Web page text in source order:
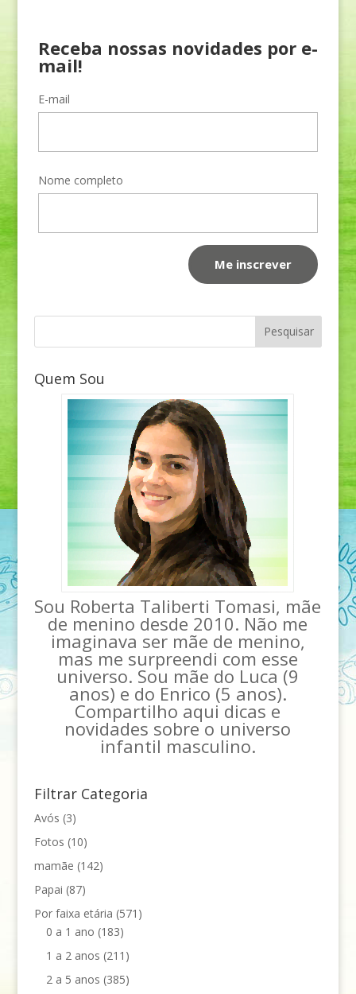
Receba nossas novidades por e-
mail!
E-mail
Nome completo
Quem Sou
Sou Roberta Taliberti Tomasi, mãe
de menino desde 2010. Não me
imaginava ser mãe de menino,
mas me surpreendi com esse
universo. Sou mãe do Luca (9
anos) e do Enrico (5 anos).
Compartilho aqui dicas e
novidades sobre o universo
infantil masculino.
Filtrar Categoria
Avós (3)
Fotos (10)
mamãe (142)
Papai (87)
Por faixa etária (571)
0 a 1 ano (183)
1 a 2 anos (211)
2 a 5 anos (385)